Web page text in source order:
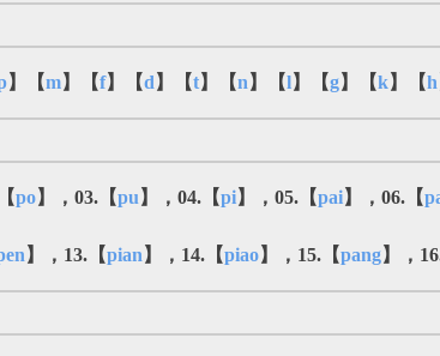
】【m】【f】【d 】【t】【n 】【l】【g】【k】【h
po】，03.【pu 】，04.【pi】，05.【pai】，06.【
】，13.【pian 】，14.【piao】，15.【pang】，